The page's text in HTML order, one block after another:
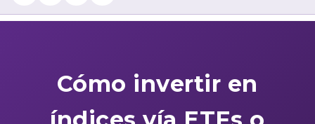
Cómo invertir en